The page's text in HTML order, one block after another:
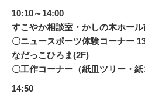
10:10～14:00
すこやか相談室・ かしの木ホー
〇ニュースポーツ体験コーナー
なだっこひろま(2F)
〇工作コーナー（紙皿ツリー・
14:50